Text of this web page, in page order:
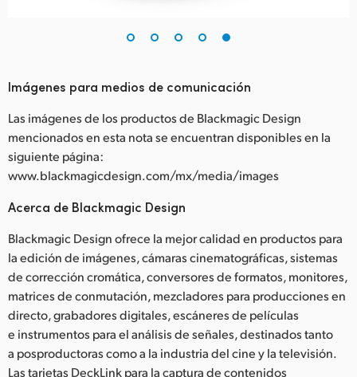
Imágenes para medios de comunicación
Las imágenes de los productos de Blackmagic Design
mencionados en esta nota se encuentran disponibles en la
siguiente página:
www.blackmagicdesign.com/mx/media/images
Acerca de Blackmagic Design
Blackmagic Design ofrece la mejor calidad en productos para
la edición de imágenes, cámaras cinematográficas, sistemas
de corrección cromática, conversores de formatos, monitores,
matrices de conmutación, mezcladores para producciones en
directo, grabadores digitales, escáneres de películas
e instrumentos para el análisis de señales, destinados tanto
a posproductoras como a la industria del cine y la televisión.
Las tarjetas DeckLink para la captura de contenidos